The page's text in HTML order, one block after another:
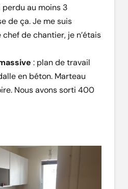
perdu au moins 3
de ça. Je me suis
de chantier, je n’étais
: plan de travail
en béton. Marteau
Nous avons sorti 400